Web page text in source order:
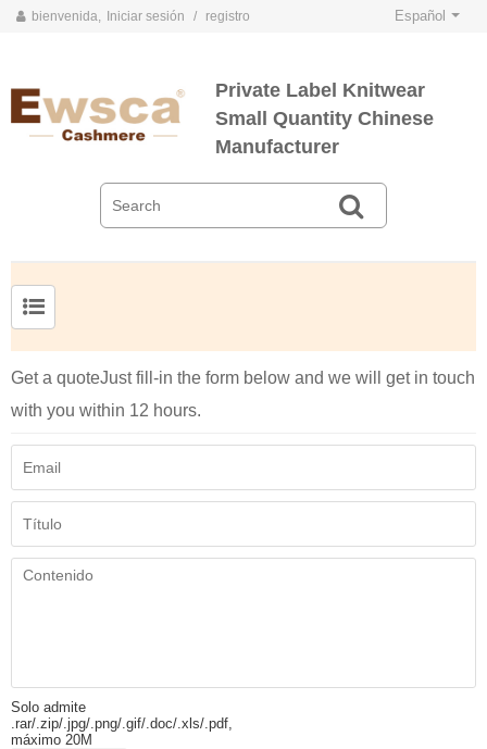
bienvenida, Iniciar sesión / registro Español
Private Label Knitwear
Small Quantity Chinese
Manufacturer
Get a quoteJust fill-in the form below and we will get in touch
with you within 12 hours.
Solo admite
.rar/.zip/.jpg/.png/.gif/.doc/.xls/.pdf,
máximo 20M